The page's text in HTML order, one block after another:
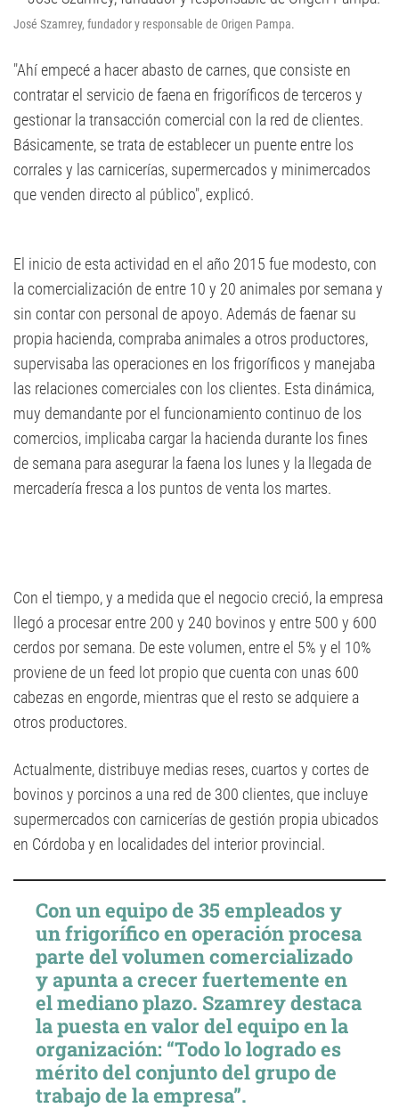
José Szamrey, fundador y responsable de Origen Pampa.
"Ahí empecé a hacer abasto de carnes, que consiste en
contratar el servicio de faena en frigoríficos de terceros y
gestionar la transacción comercial con la red de clientes.
Básicamente, se trata de establecer un puente entre los
corrales y las carnicerías, supermercados y minimercados
que venden directo al público", explicó.
El inicio de esta actividad en el año 2015 fue modesto, con
la comercialización de entre 10 y 20 animales por semana y
sin contar con personal de apoyo. Además de faenar su
propia hacienda, compraba animales a otros productores,
supervisaba las operaciones en los frigoríficos y manejaba
las relaciones comerciales con los clientes. Esta dinámica,
muy demandante por el funcionamiento continuo de los
comercios, implicaba cargar la hacienda durante los fines
de semana para asegurar la faena los lunes y la llegada de
mercadería fresca a los puntos de venta los martes.
Con el tiempo, y a medida que el negocio creció, la empresa
llegó a procesar entre 200 y 240 bovinos y entre 500 y 600
cerdos por semana. De este volumen, entre el 5% y el 10%
proviene de un feed lot propio que cuenta con unas 600
cabezas en engorde, mientras que el resto se adquiere a
otros productores.
Actualmente, distribuye medias reses, cuartos y cortes de
bovinos y porcinos a una red de 300 clientes, que incluye
supermercados con carnicerías de gestión propia ubicados
en Córdoba y en localidades del interior provincial.
Con un equipo de 35 empleados y
un frigorífico en operación procesa
parte del volumen comercializado
y apunta a crecer fuertemente en
el mediano plazo. Szamrey destaca
la puesta en valor del equipo en la
organización: “Todo lo logrado es
mérito del conjunto del grupo de
trabajo de la empresa”.